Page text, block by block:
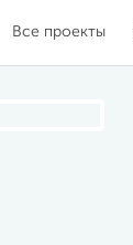
Все проекты